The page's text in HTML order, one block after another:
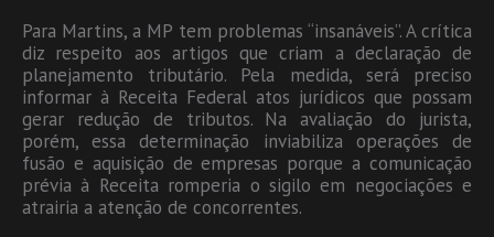
Para Martins, a MP tem problemas “insanáveis”. A crítica
diz respeito aos artigos que criam a declaração de
planejamento tributário. Pela medida, será preciso
informar à Receita Federal atos jurídicos que possam
gerar redução de tributos. Na avaliação do jurista,
porém, essa determinação inviabiliza operações de
fusão e aquisição de empresas porque a comunicação
prévia à Receita romperia o sigilo em negociações e
atrairia a atenção de concorrentes.